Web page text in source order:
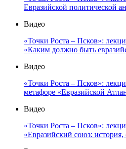
Евразийской политической
Видео
«Точки Роста – Псков»:
«Каким должно быть
Видео
«Точки Роста – Псков»:
метафоре «Евразийской
Видео
«Точки Роста – Псков»:
«Евразийский союз: